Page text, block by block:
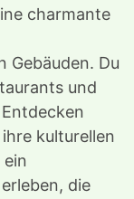
charmante
Gebäuden. Du
und
kulturellen
ein
die